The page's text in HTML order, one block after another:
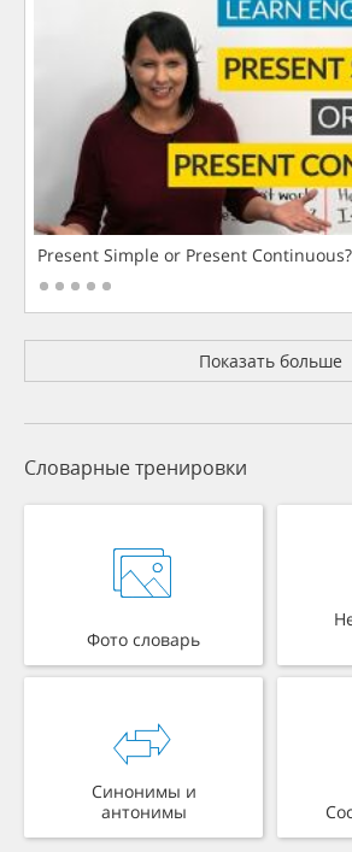
Present Simple or Present Continuous?
Показать больше
Словарные тренировки
Фото словарь
Синонимы и
антонимы